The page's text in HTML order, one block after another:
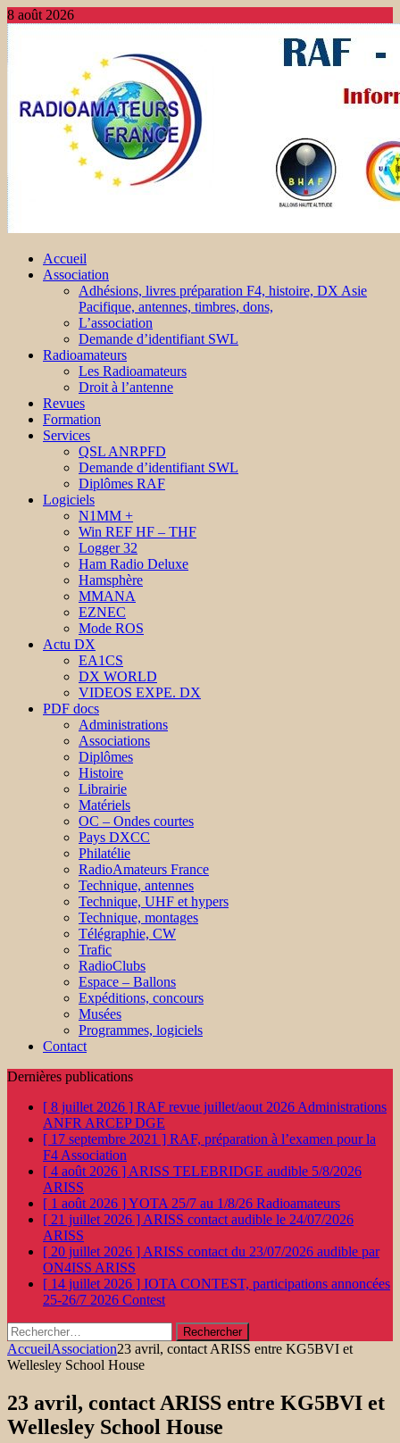
8 août 2026
Accueil
Association
Adhésions, livres préparation F4, histoire, DX Asie
Pacifique, antennes, timbres, dons,
L’association
Demande d’identifiant SWL
Radioamateurs
Les Radioamateurs
Droit à l’antenne
Revues
Formation
Services
QSL ANRPFD
Demande d’identifiant SWL
Diplômes RAF
Logiciels
N1MM +
Win REF HF – THF
Logger 32
Ham Radio Deluxe
Hamsphère
MMANA
EZNEC
Mode ROS
Actu DX
EA1CS
DX WORLD
VIDEOS EXPE. DX
PDF docs
Administrations
Associations
Diplômes
Histoire
Librairie
Matériels
OC – Ondes courtes
Pays DXCC
Philatélie
RadioAmateurs France
Technique, antennes
Technique, UHF et hypers
Technique, montages
Télégraphie, CW
Trafic
RadioClubs
Espace – Ballons
Expéditions, concours
Musées
Programmes, logiciels
Contact
Dernières publications
[ 8 juillet 2026 ] RAF revue juillet/aout 2026 Administrations
ANFR ARCEP DGE
[ 17 septembre 2021 ] RAF, préparation à l’examen pour la
F4 Association
[ 4 août 2026 ] ARISS TELEBRIDGE audible 5/8/2026
ARISS
[ 1 août 2026 ]YOTA 25/7 au 1/8/26 Radioamateurs
[ 21 juillet 2026 ] ARISS contact audible le 24/07/2026
ARISS
[ 20 juillet 2026 ] ARISS contact du 23/07/2026 audible par
ON4ISS ARISS
[ 14 juillet 2026 ] IOTA CONTEST, participations annoncées
25-26/7 2026 Contest
Rechercher :
AccueilAssociation23 avril, contact ARISS entre KG5BVI et
Wellesley School House
23 avril, contact ARISS entre KG5BVI et
Wellesley School House